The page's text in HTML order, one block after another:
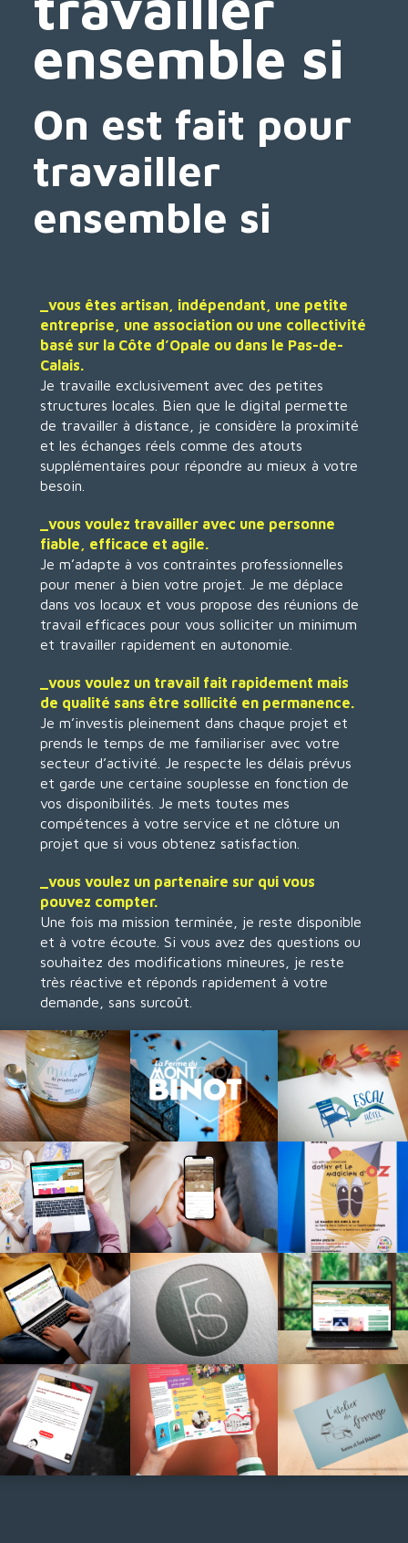
ensemble si
On est fait pour
travailler
ensemble si
_vous êtes artisan, indépendant, une petite
entreprise, une association ou une collectivité
basé sur la Côte d’Opale ou dans le Pas-de-
Calais.
Je travaille exclusivement avec des petites
structures locales. Bien que le digital permette
de travailler à distance, je considère la proximité
et les échanges réels comme des atouts
supplémentaires pour répondre au mieux à votre
besoin.
_vous voulez travailler avec une personne
fiable, efficace et agile.
Je m’adapte à vos contraintes professionnelles
pour mener à bien votre projet. Je me déplace
dans vos locaux et vous propose des réunions de
travail efficaces pour vous solliciter un minimum
et travailler rapidement en autonomie.
_vous voulez un travail fait rapidement mais
de qualité sans être sollicité en permanence.
Je m’investis pleinement dans chaque projet et
prends le temps de me familiariser avec votre
secteur d’activité. Je respecte les délais prévus
et garde une certaine souplesse en fonction de
vos disponibilités. Je mets toutes mes
compétences à votre service et ne clôture un
projet que si vous obtenez satisfaction.
_vous voulez un partenaire sur qui vous
pouvez compter.
Une fois ma mission terminée, je reste disponible
et à votre écoute. Si vous avez des questions ou
souhaitez des modifications mineures, je reste
très réactive et réponds rapidement à votre
demande, sans surcoût.